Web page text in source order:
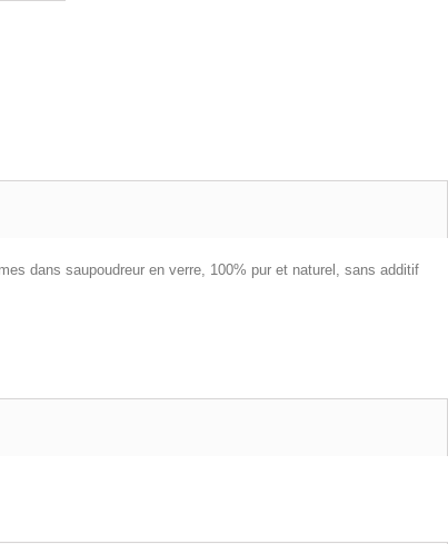
dans saupoudreur en verre, 100% pur et naturel, sans additif